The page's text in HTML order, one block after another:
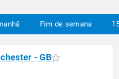
Fim de semana
- GB